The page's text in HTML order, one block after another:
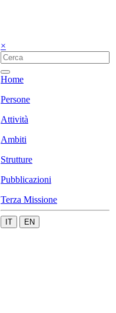
×
Home
Persone
Attività
Ambiti
Strutture
Pubblicazioni
Terza Missione
IT EN